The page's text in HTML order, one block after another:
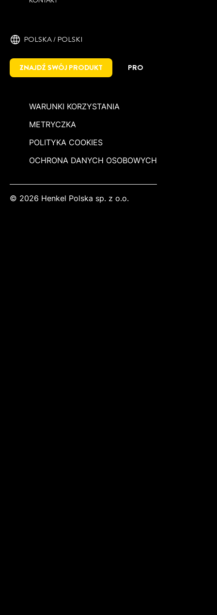
POLSKA / POLSKI
ZNAJDŹ SWÓJ PRODUKT PRO
WARUNKI KORZYSTANIA
METRYCZKA
POLITYKA COOKIES
OCHRONA DANYCH OSOBOWYCH
© 2026 Henkel Polska sp. z o.o.